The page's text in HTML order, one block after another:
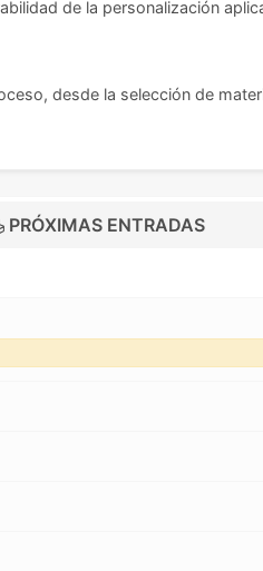
de la personalización
desde la selección de
PRÓXIMAS ENTRADAS